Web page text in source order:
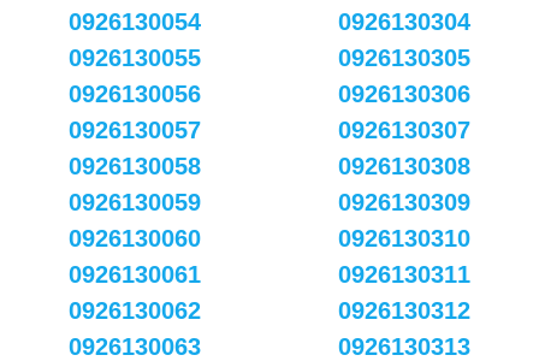
0926130054
0926130055
0926130056
0926130057
0926130058
0926130059
0926130060
0926130061
0926130062
0926130063
0926130304
0926130305
0926130306
0926130307
0926130308
0926130309
0926130310
0926130311
0926130312
0926130313